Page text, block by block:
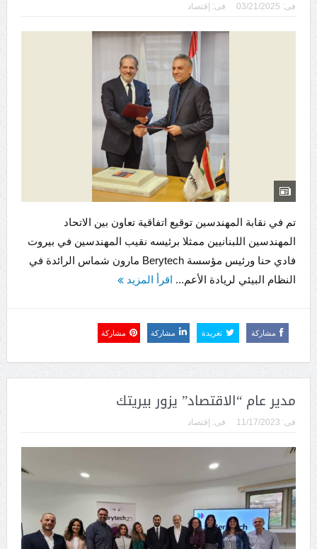
فى: 03/21/2025 فى: إقتصاد
تم في نقابة المهندسين توقيع اتفاقية تعاون بين الاتحاد
المهندسين اللبنانيين ممثلا برئيسه نقيب المهندسين في بيروت
فادي حنا ورئيس مؤسسة Berytech مارون شماس الرائدة في
النظام البيئي لريادة الأعم... اقرأ المزيد
مشاركة تغريدة مشاركة مشاركة
مدير عام “الاقتصاد” يزور بيريتك
فى: 11/17/2023 فى: إقتصاد